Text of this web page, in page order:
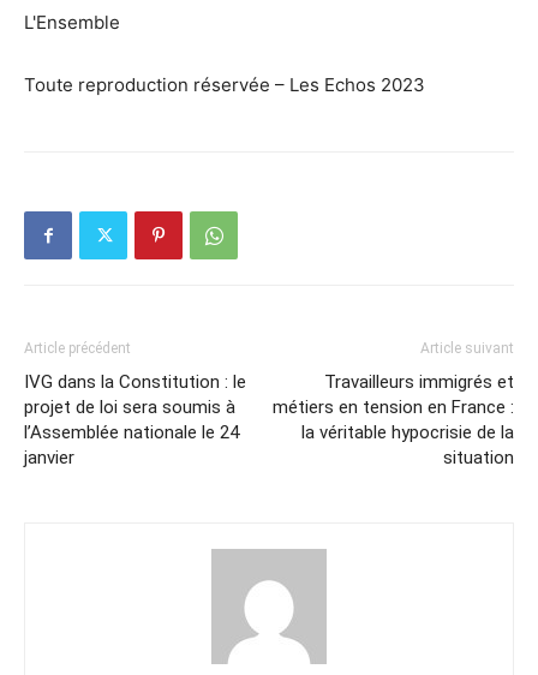
L'Ensemble
Toute reproduction réservée – Les Echos 2023
Article précédent
IVG dans la Constitution : le
projet de loi sera soumis à
l’Assemblée nationale le 24
janvier
Article suivant
Travailleurs immigrés et
métiers en tension en France :
la véritable hypocrisie de la
situation